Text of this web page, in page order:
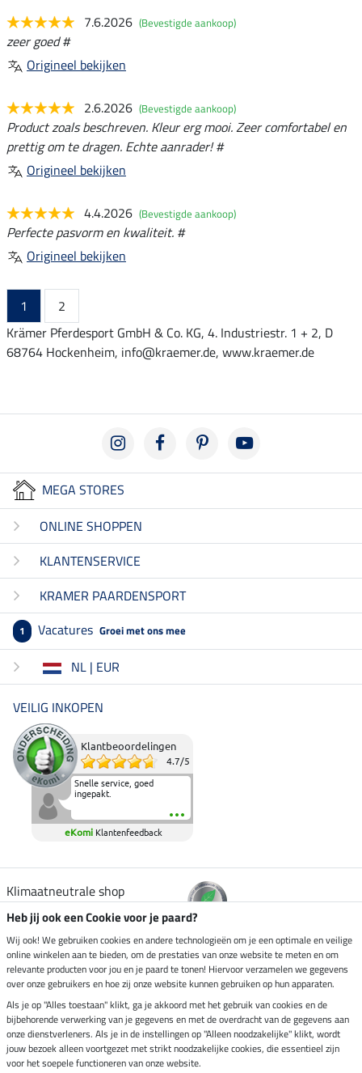
7.6.2026 (Bevestigde aankoop)
zeer goed #
Origineel bekijken
2.6.2026 (Bevestigde aankoop)
Product zoals beschreven. Kleur erg mooi. Zeer comfortabel en
prettig om te dragen. Echte aanrader! #
Origineel bekijken
4.4.2026 (Bevestigde aankoop)
Perfecte pasvorm en kwaliteit. #
Origineel bekijken
1
2
Krämer Pferdesport GmbH & Co. KG, 4. Industriestr. 1 + 2, D
68764 Hockenheim, info@kraemer.de, www.kraemer.de
MEGA STORES
ONLINE SHOPPEN
KLANTENSERVICE
KRAMER PAARDENSPORT
1 Vacatures Groei met ons mee
NL | EUR
VEILIG INKOPEN
Klantbeoordelingen
4.7/5
Snelle service, goed
ingepakt.
eKomi Klantenfeedback
Klimaatneutrale shop
Verzending per
Veilig betalen met
Impressum
Heb jij ook een Cookie voor je paard?
Wij ook! We gebruiken cookies en andere technologieën om je een optimale en veilige
online winkelen aan te bieden, om de prestaties van onze website te meten en om
relevante producten voor jou en je paard te tonen! Hiervoor verzamelen we gegevens
over onze gebruikers en hoe zij onze website kunnen gebruiken op hun apparaten.
Als je op "Alles toestaan" klikt, ga je akkoord met het gebruik van cookies en de
bijbehorende verwerking van je gegevens en met de overdracht van de gegevens aan
onze dienstverleners. Als je in de instellingen op "Alleen noodzakelijke" klikt, wordt
jouw bezoek alleen voortgezet met strikt noodzakelijke cookies, die essentieel zijn
voor het soepele functioneren van onze website.